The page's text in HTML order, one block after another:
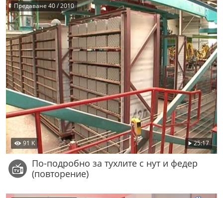
91 K 25:17
Предаване 40 / 2010
По-подробно за тухлите с нут и федер
(повторение)